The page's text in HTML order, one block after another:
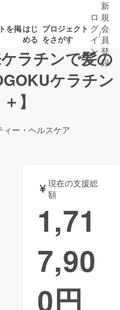
を掲はじ
める
プロジェクト
をさがす
集終了が近いプ
チャレンジ
ロ
グ
イ
ン
/
新
規
会
員
登
録
ラチンで髪の
ケラチン
】
ィー・ヘルスケア
現在の支援総
額
1,71
7,90
0円